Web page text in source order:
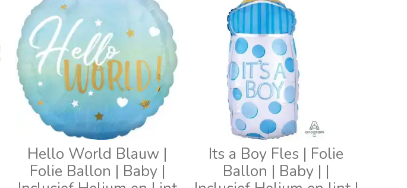
Hello World Blauw |
Folie Ballon | Baby |
Its a Boy Fles | Folie
Ballon | Baby | |